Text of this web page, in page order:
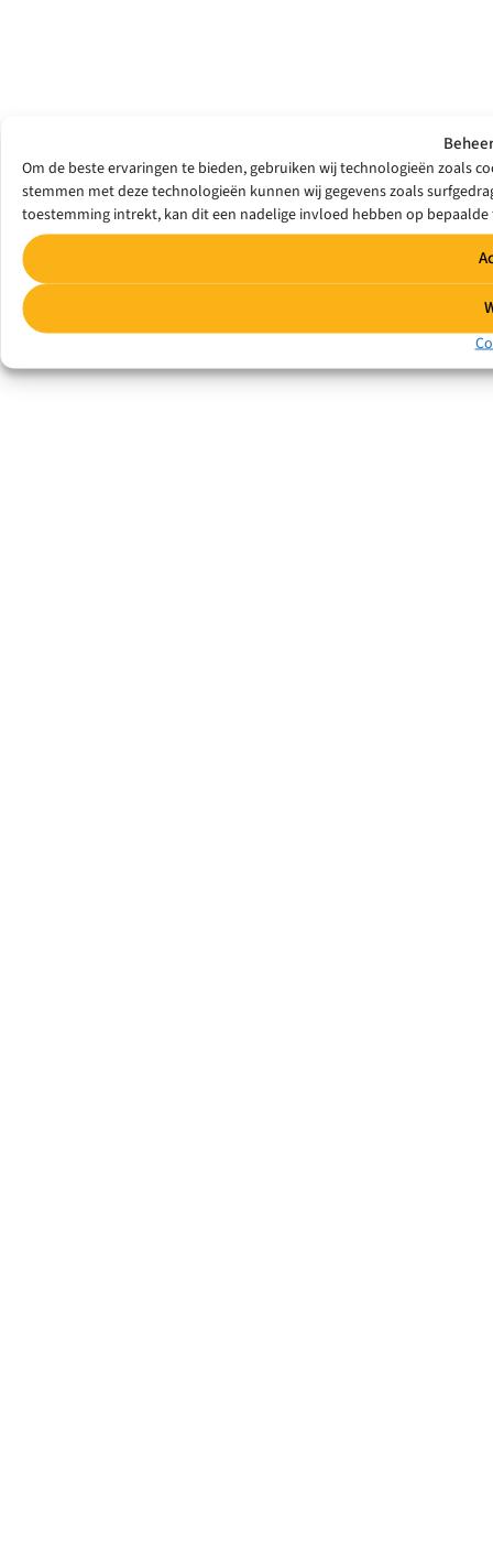
Om de beste ervaringen te bieden, gebruiken wij technologieën zoals
stemmen met deze technologieën kunnen wij gegevens zoals
toestemming intrekt, kan dit een nadelige invloed hebben op